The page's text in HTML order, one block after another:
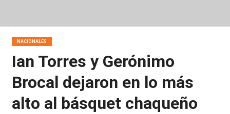
NACIONALES
Ian Torres y Gerónimo
Brocal dejaron en lo más
alto al básquet chaqueño